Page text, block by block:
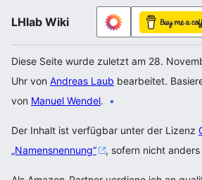
LHlab Wiki
Diese Seite wurde zuletzt am 28.
Uhr von Andreas Laub bearbeitet.
von Manuel Wendel.
Der Inhalt ist verfügbar unter der Lizenz
„Namensnennung“
, sofern nicht